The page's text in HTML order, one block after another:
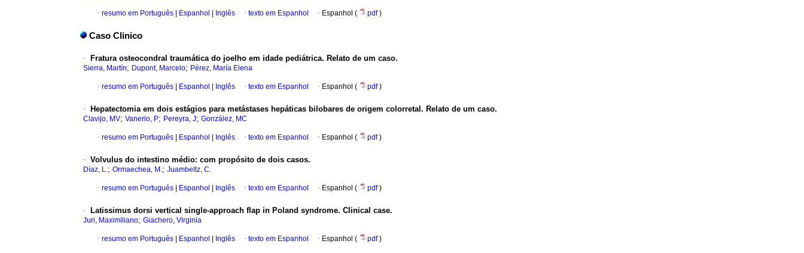
· resumo em Português Espanhol Inglês · texto em Espanhol · Espanhol ( pdf)
Caso Clinico
· Fratura osteocondral traumática do joelho em idade pediátrica. Relato de um caso.
Sierra, Martín; Dupont, Marcelo; Pérez, María Elena
· resumo em Português Espanhol Inglês · texto em Espanhol · Espanhol ( pdf)
· Hepatectomia em dois estágios para metástases hepáticas bilobares de origem colorretal. Relato de um caso.
Clavijo, MV; Vanerio, P; Pereyra, J; González, MC
· resumo em Português Espanhol Inglês · texto em Espanhol · Espanhol ( pdf)
· Volvulus do intestino médio: com propósito de dois casos.
Díaz, L.; Ormaechea, M.; Juambeltz, C.
· resumo em Português Espanhol Inglês · texto em Espanhol · Espanhol ( pdf)
· Latissimus dorsi vertical single-approach flap in Poland syndrome. Clinical case.
Juri, Maximiliano; Giachero, Virginia
· resumo em Português Espanhol Inglês · texto em Espanhol · Espanhol ( pdf)